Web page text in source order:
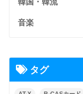
韓国・韓流
音楽
タグ